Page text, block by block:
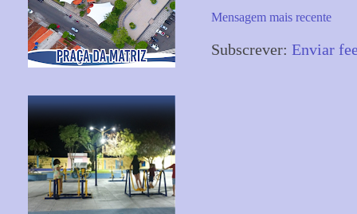
Mensagem mais recente
Subscrever: Enviar